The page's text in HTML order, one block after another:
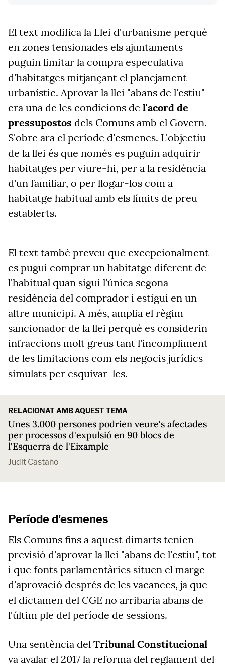
El text modifica la Llei d'urbanisme perquè
en zones tensionades els ajuntaments
puguin limitar la compra especulativa
d'habitatges mitjançant el planejament
urbanístic. Aprovar la llei "abans de l'estiu"
era una de les condicions de l'acord de
pressupostos dels Comuns amb el Govern.
S'obre ara el període d'esmenes. L'objectiu
de la llei és que només es puguin adquirir
habitatges per viure-hi, per a la residència
d'un familiar, o per llogar-los com a
habitatge habitual amb els límits de preu
establerts.
El text també preveu que excepcionalment
es pugui comprar un habitatge diferent de
l'habitual quan sigui l'única segona
residència del comprador i estigui en un
altre municipi. A més, amplia el règim
sancionador de la llei perquè es considerin
infraccions molt greus tant l'incompliment
de les limitacions com els negocis jurídics
simulats per esquivar-les.
RELACIONAT AMB AQUEST TEMA
Unes 3.000 persones podrien veure's afectades
per processos d'expulsió en 90 blocs de
l'Esquerra de l'Eixample
Judit Castaño
Període d'esmenes
Els Comuns fins a aquest dimarts tenien
previsió d'aprovar la llei "abans de l'estiu", tot
i que fonts parlamentàries situen el marge
d'aprovació després de les vacances, ja que
el dictamen del CGE no arribaria abans de
l'últim ple del període de sessions.
Una sentència del Tribunal Constitucional
va avalar el 2017 la reforma del reglament del